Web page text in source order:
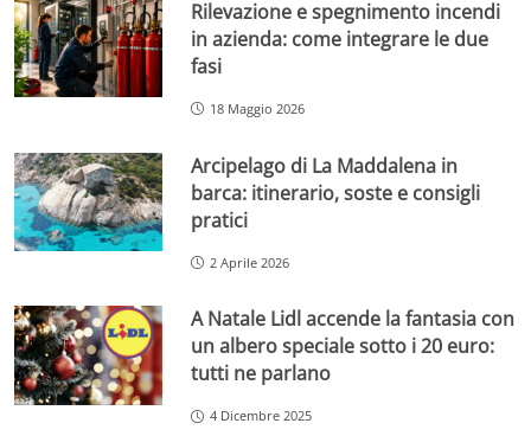
Rilevazione e spegnimento incendi
in azienda: come integrare le due
fasi
18 Maggio 2026
Arcipelago di La Maddalena in
barca: itinerario, soste e consigli
pratici
2 Aprile 2026
A Natale Lidl accende la fantasia con
un albero speciale sotto i 20 euro:
tutti ne parlano
4 Dicembre 2025